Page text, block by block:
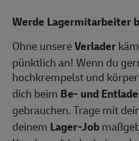
Werde Lagermitarbeiter
Ohne unsereVerlader
pünktlich an! Wenn du
hochkrempelst und
dich beim Be- und
gebrauchen. Trage mit
deinem Lager-Job